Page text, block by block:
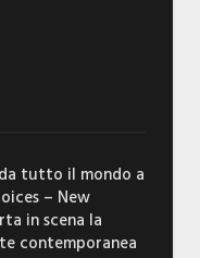
tutto il mondo a
– New
in scena la
contemporanea